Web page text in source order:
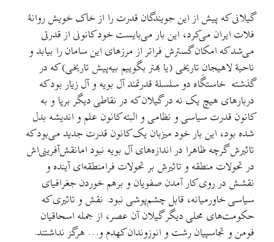
گیلانی که پیش از این جویندگان قدرت را از خاک خویش روانهٔ
فلات ایران می‌کرد، این بار می‌بایست خود کانونی از قدرتی
می‌شد که امکان گسترش فراتر از مرزهای این سامان را بیابد و
ناحیهٔ لاهیجانِ تاریخی (یا بهتر بگوییم بیه‌پیش تاریخی) که در
گذشته خاستگاه دو سلسلهٔ قدرتمند آل بویه و آل زیار بود که
دربارهای هیچ یک نه در گیلان که در نقاطی دیگر برپا و به
کانون قدرت سیاسی و نظامی و البته کانون علم و اندیشه بدل
شده بود، این بار خود میزبان یک کانون قدرت جدید می‌بود که
تاثیرش گرچه ظاهرا در اندازه‌های آل بویه نبود امانقش‌آفرینی‌اش
در تحولات منطقه و تاثیرش بر تحولات فرامنطقه‌ای آینده و
نقشش در روی کار آمدن صفویان و برهم خوردن جغرافیای
سیاسی خاورمیانه، قابل چشم‌پوشی نبود. نقش و تاثیری که
حکومت‌های محلی دیگر گیلان آن عصر، از جمله اسحاقیان
فومن و تجاسپیان رشت و انوزوندان کهدم و… هرگز نداشتند.